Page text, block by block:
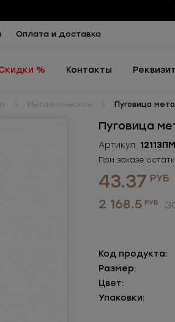
Оплата и доставка
% Контакты
Металлические Пуговица
Пуговица
Артикул: 12113ПМ
При заказе
43.37 РУБ
2 168.5 РУБ
Код продукта:
Размер:
Цвет:
Упаковки: